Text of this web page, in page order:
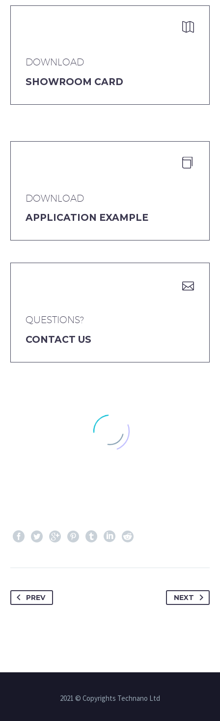


DOWNLOAD
SHOWROOM CARD


DOWNLOAD
APPLICATION EXAMPLE


QUESTIONS?
CONTACT US
PREV NEXT
2021 © Copyrights Technano Ltd